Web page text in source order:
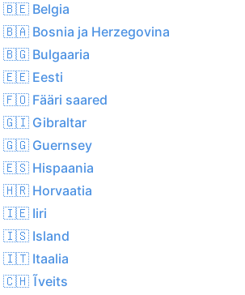
🇧🇪 Belgia
🇧🇦 Bosnia ja Herzegovina
🇧🇬 Bulgaaria
🇪🇪 Eesti
🇫🇴 Fääri saared
🇬🇮 Gibraltar
🇬🇬 Guernsey
🇪🇸 Hispaania
🇭🇷 Horvaatia
🇮🇪 Iiri
🇮🇸 Island
🇮🇹 Itaalia
🇨🇭 Ĩveits